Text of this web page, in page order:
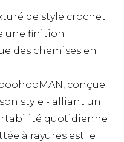
de style crochet
une finition
des chemises en
conçue
style - alliant un
quotidienne
à rayures est le